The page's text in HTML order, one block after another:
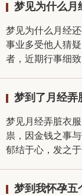
梦见为什么月
梦见为什么月经
事业多受他人猜
者，近期行事细
梦到了月经弄
梦见月经弄脏衣
祟，因金钱之事
郁结于心，发之
梦到我怀孕五